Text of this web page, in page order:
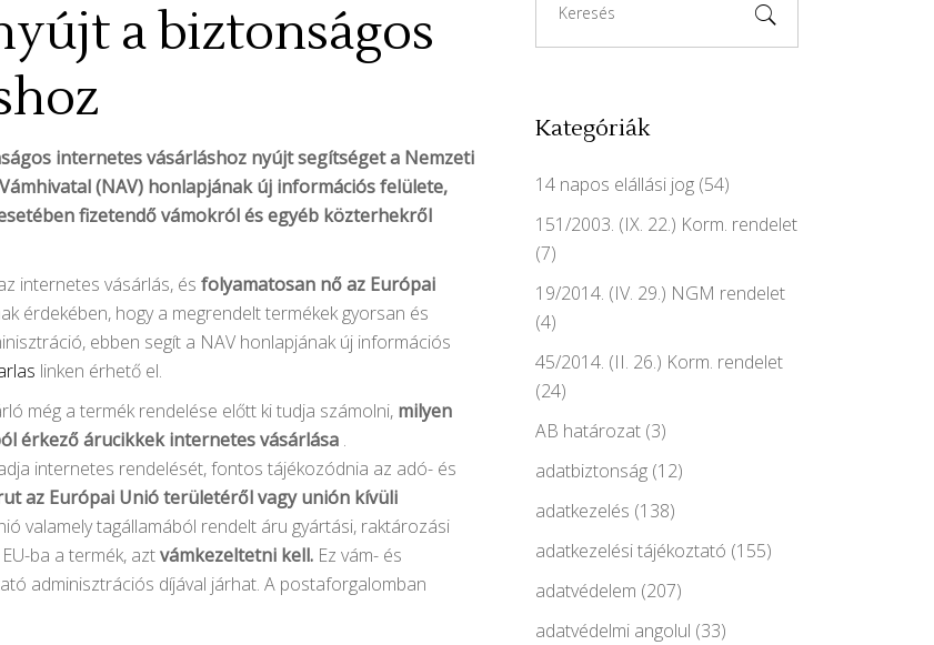
a biztonságos
internetes vásárláshoz nyújt segítséget a Nemzeti
(NAV) honlapjának új információs felülete,
fizetendő vámokról és egyéb közterhekről
internetes vásárlás, és folyamatosan nő az Európai
érdekében, hogy a megrendelt termékek gyorsan és
ebben segít a NAV honlapjának új információs
linken érhető el.
még a termék rendelése előtt ki tudja számolni, milyen
érkező árucikkek internetes vásárlása .
internetes rendelését, fontos tájékozódnia az adó- és
az Európai Unió területéről vagy unión kívüli
valamely tagállamából rendelt áru gyártási, raktározási
ba a termék, aztvámkezeltetni kell. Ez vám- és
adminisztrációs díjával járhat. A postaforgalomban
for:
Kategóriák
14 napos elállási jog(54)
151/2003. (IX. 22.) Korm. rendelet
(7)
19/2014. (IV. 29.) NGM rendelet
(4)
45/2014. (II. 26.) Korm. rendelet
(24)
AB határozat(3)
adatbiztonság(12)
adatkezelés (138)
adatkezelési tájékoztató (155)
adatvédelem (207)
adatvédelmi angolul (33)